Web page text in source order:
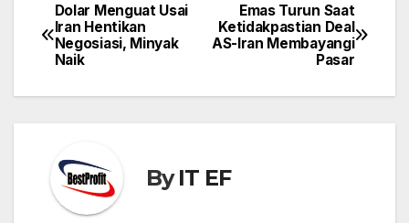
Post
navigation
Emas Turun Saat
Ketidakpastian Deal
AS-Iran Membayangi
Pasar
Dolar Menguat Usai
Iran Hentikan
Negosiasi, Minyak
Naik
ByIT EF